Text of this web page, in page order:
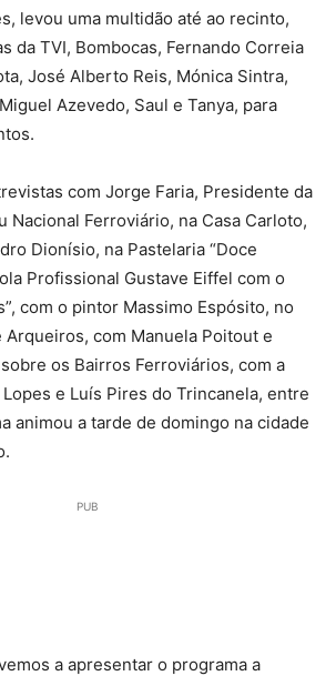
levou uma multidão até ao recinto,
da TVI, Bombocas, Fernando Correia
José Alberto Reis, Mónica Sintra,
Azevedo, Saul e Tanya, para
com Jorge Faria, Presidente da
Nacional Ferroviário, na Casa Carloto,
Dionísio, na Pastelaria “Doce
Profissional Gustave Eiffel com o
com o pintor Massimo Espósito, no
com Manuela Poitout e
os Bairros Ferroviários, com a
e Luís Pires do Trincanela, entre
animou a tarde de domingo na cidade
PUB
a apresentar o programa a